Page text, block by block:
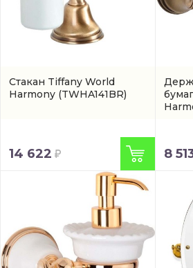
Стакан Tiffany World
Harmony (TWHA141BR)
14 622 8